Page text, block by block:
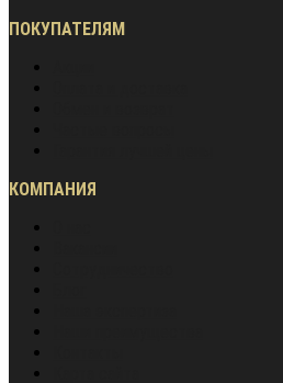
ПОКУПАТЕЛЯМ
КОМПАНИЯ